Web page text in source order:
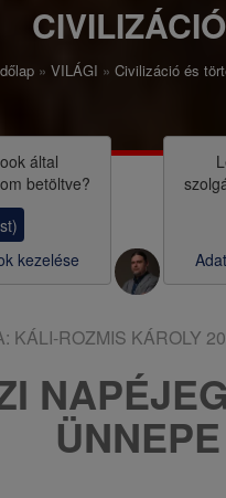
VILÁGI Civilizáció és
által
betöltve?
kezelése
KÁLI-ROZMIS KÁROLY
ÜNNEPE